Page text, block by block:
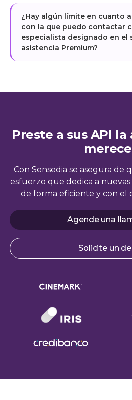
disponibles para garantizar una
inmediata cuando sea
El soporte técnico Premium
hasta 50 API seleccionadas
para problemas críticos es un
el estándar, medido en horas
analista designado le guiará
¿Hay algún límite en cuanto
con la que puedo contactar
especialista designado en el
asistencia Premium?
en la resolución eficiente de
manteniendo una asistencia
Preste a sus API
Con Sensedia se asegura de
esfuerzo que dedica a nuevas
de forma eficiente y con el
Agende una
Solicite un